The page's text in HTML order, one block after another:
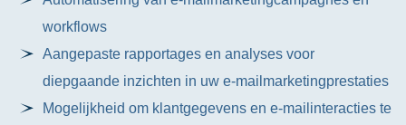
workflows
Aangepaste rapportages en analyses voor
diepgaande inzichten in uw e-mailmarketingprestaties
Mogelijkheid om klantgegevens en e-mailinteracties te